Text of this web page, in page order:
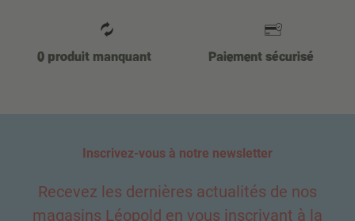
0 produit manquant Paiement sécurisé
Inscrivez-vous à notre newsletter
Recevez les dernières actualités de nos
magasins Léopold en vous inscrivant à la